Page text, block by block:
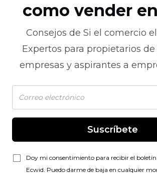
como vender
Consejos de Si el comercio
Expertos para propietarios
empresas y aspirantes a
Suscríbete
Doy mi consentimiento para recibir el
Ecwid. Puedo darme de baja en cualquier